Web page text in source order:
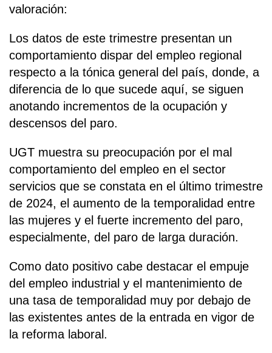
valoración:
Los datos de este trimestre presentan un
comportamiento dispar del empleo regional
respecto a la tónica general del país, donde, a
diferencia de lo que sucede aquí, se siguen
anotando incrementos de la ocupación y
descensos del paro.
UGT muestra su preocupación por el mal
comportamiento del empleo en el sector
servicios que se constata en el último trimestre
de 2024, el aumento de la temporalidad entre
las mujeres y el fuerte incremento del paro,
especialmente, del paro de larga duración.
Como dato positivo cabe destacar el empuje
del empleo industrial y el mantenimiento de
una tasa de temporalidad muy por debajo de
las existentes antes de la entrada en vigor de
la reforma laboral.